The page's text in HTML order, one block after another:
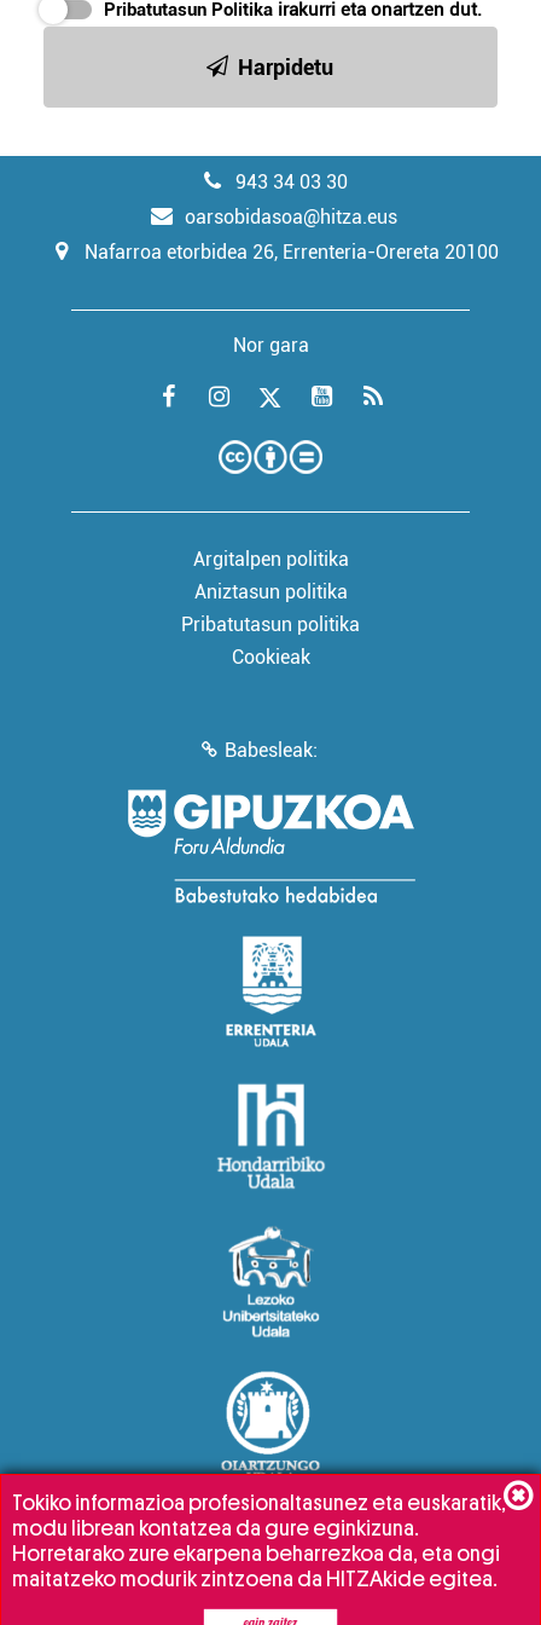
Pribatutasun Politika irakurri eta onartzen dut.
Harpidetu
943 34 03 30
oarsobidasoa@hitza.eus
Nafarroa etorbidea 26, Errenteria-Orereta 20100
Nor gara
Argitalpen politika
Aniztasun politika
Pribatutasun politika
Cookieak
Babesleak:
Tokiko informazioa profesionaltasunez eta euskaratik,
modu librean kontatzea da gure eginkizuna.
Horretarako zure ekarpena beharrezkoa da, eta ongi
maitatzeko modurik zintzoena da HITZAkide egitea.